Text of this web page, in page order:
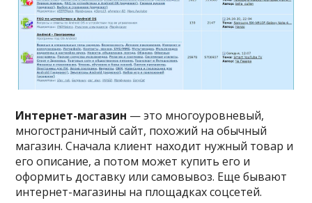
Интернет-магазин — это многоуровневый,
многостраничный сайт, похожий на обычный
магазин. Сначала клиент находит нужный товар и
его описание, а потом может купить его и
оформить доставку или самовывоз. Еще бывают
интернет-магазины на площадках соцсетей.